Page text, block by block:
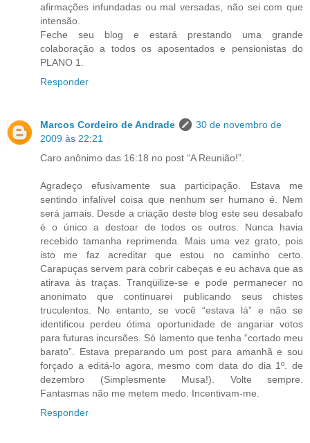
afirmações infundadas ou mal versadas, não sei com que
intensão.
Feche seu blog e estará prestando uma grande
colaboração a todos os aposentados e pensionistas do
PLANO 1.
Responder
Marcos Cordeiro de Andrade
30 de novembro de
2009 às 22:21
Caro anônimo das 16:18 no post “A Reunião!”.
Agradeço efusivamente sua participação. Estava me
sentindo infalível coisa que nenhum ser humano é. Nem
será jamais. Desde a criação deste blog este seu desabafo
é o único a destoar de todos os outros. Nunca havia
recebido tamanha reprimenda. Mais uma vez grato, pois
isto me faz acreditar que estou no caminho certo.
Carapuças servem para cobrir cabeças e eu achava que as
atirava às traças. Tranqüilize-se e pode permanecer no
anonimato que continuarei publicando seus chistes
truculentos. No entanto, se você “estava lá” e não se
identificou perdeu ótima oportunidade de angariar votos
para futuras incursões. Só lamento que tenha “cortado meu
barato”. Estava preparando um post para amanhã e sou
forçado a editá-lo agora, mesmo com data do dia 1º. de
dezembro (Simplesmente Musa!). Volte sempre.
Fantasmas não me metem medo. Incentivam-me.
Responder